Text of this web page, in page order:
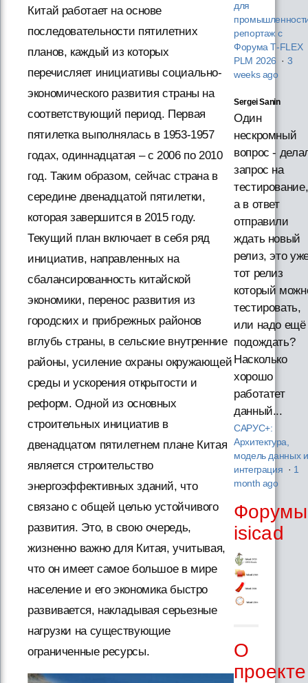
Китай работает на основе
последовательности пятилетних
планов, каждый из которых
перечисляет инициативы социально-
экономического развития страны на
соответствующий период. Первая
пятилетка выполнялась в 1953-1957
годах, одиннадцатая – с 2006 по 2010
год. Таким образом, сейчас страна в
середине двенадцатой пятилетки,
которая завершится в 2015 году.
Текущий план включает в себя ряд
инициатив, направленных на
сбалансированность китайской
экономики, перенос развития из
городских и прибрежных районов
вглубь страны, в сельские внутренние
районы, усиление охраны окружающей
среды и ускорения открытости и
реформ. Одной из основных
строительных инициатив в
двенадцатом пятилетнем плане Китая
является строительство
энергоэффективных зданий, что
связано с общей целью устойчивого
развития. Это, в свою очередь,
жизненно важно для Китая, учитывая,
что он имеет самое большое в мире
население и его экономика быстро
развивается, накладывая серьезные
нагрузки на существующие
ограниченные ресурсы.
для
репортаж с
Форума T‑FLEX
PLM 2026 · 3
weeks ago
Sergei Sanin
Один
нескромный
вопрос -
запрос на
тестирование,
а в ответ
отправили
ждать новый
релиз, это
тот релиз
который
тестировать,
или надо ещё
подождать?
Насколько
хорошо
работатет
данный...
САРУС+:
Архитектура,
модель данных и
интеграция · 1
month ago
Форумы
isicad
О
проекте